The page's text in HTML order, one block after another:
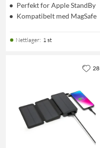
Perfekt for Apple StandBy
Kompatibelt med MagSafe
Nettlager: 1 st
28